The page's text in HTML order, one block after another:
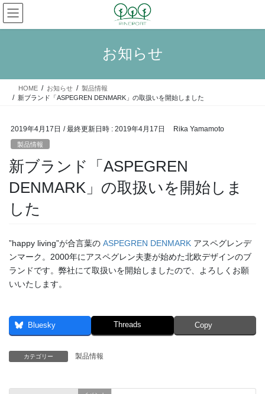
コ
ン
テ
ス
ナ
ビ
ゲ
ン
お知らせ
HOME お知らせ
製品情報
新ブランド「ASPEGREN DENMARK」の取扱いを開始しました
2019年4月17日 / 最終更新日時 : 2019年4月17日 Rika Yamamoto
製品情報
新ブランド「ASPEGREN
DENMARK」の取扱いを開始しま
した
”happy living”が合言葉の ASPEGREN DENMARK アスペグレンデ
ンマーク。2000年にアスペグレン夫妻が始めた北欧デザインのブ
ランドです。弊社にて取扱いを開始しましたので、よろしくお願
いいたします。
Bluesky Threads Copy
カテゴリー 製品情報